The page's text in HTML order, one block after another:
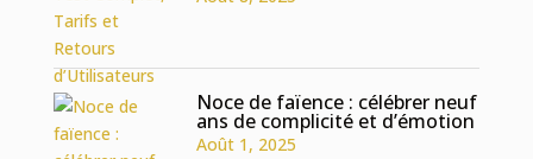
Noce de faïence : célébrer neuf
ans de complicité et d’émotion
Août 1, 2025